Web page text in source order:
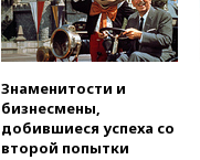
Знаменитости и
бизнесмены,
добившиеся успеха со
второй попытки